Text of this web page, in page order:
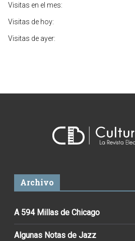
Visitas en el mes:
Visitas de hoy:
Visitas de ayer:
Archivo
A 594 Millas de Chicago
Algunas Notas de Jazz